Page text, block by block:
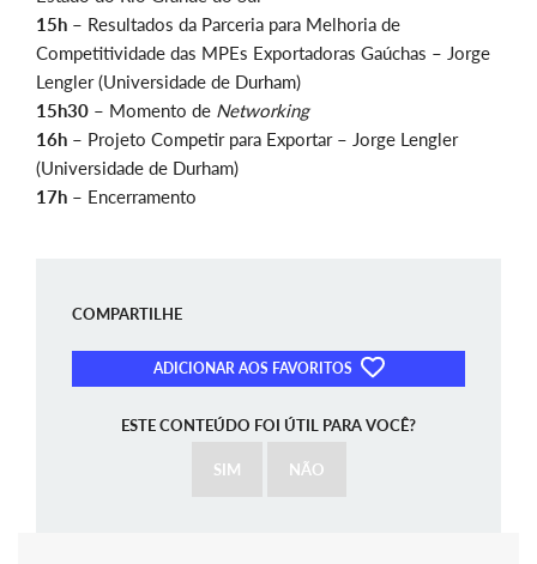
15h – Resultados da Parceria para Melhoria de
Competitividade das MPEs Exportadoras Gaúchas – Jorge
Lengler (Universidade de Durham)
15h30 – Momento de Networking
16h – Projeto Competir para Exportar – Jorge Lengler
(Universidade de Durham)
17h – Encerramento
COMPARTILHE
ADICIONAR AOS FAVORITOS
ESTE CONTEÚDO FOI ÚTIL PARA VOCÊ?
SIM NÃO